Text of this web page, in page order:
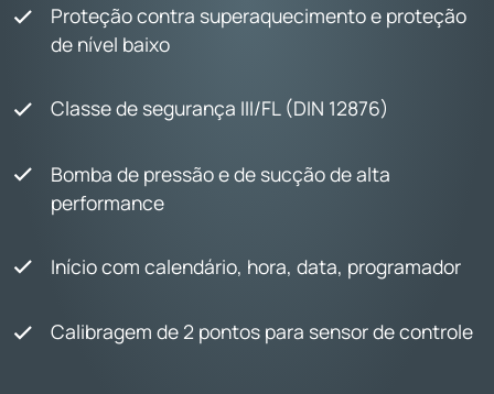
Proteção contra superaquecimento e proteção
de nível baixo
Classe de segurança III/FL (DIN 12876)
Bomba de pressão e de sucção de alta
performance
Início com calendário, hora, data, programador
Calibragem de 2 pontos para sensor de controle